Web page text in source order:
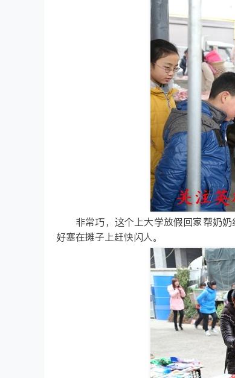
非常巧，这个上大学放假回家帮奶
好塞在摊子上赶快闪人。